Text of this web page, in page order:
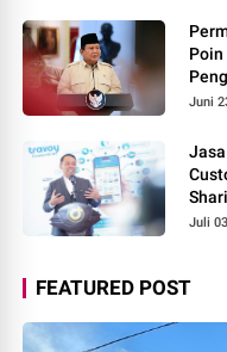
Juni
Juli
FEATURED POST